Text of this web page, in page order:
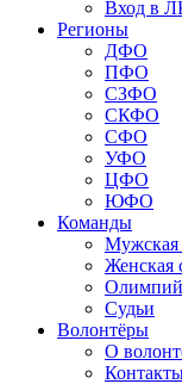
Вход в
Регионы
ДФО
ПФО
СЗФО
СКФО
СФО
УФО
ЦФО
ЮФО
Команды
Мужская
Женская
Судьи
Волонтёры
О